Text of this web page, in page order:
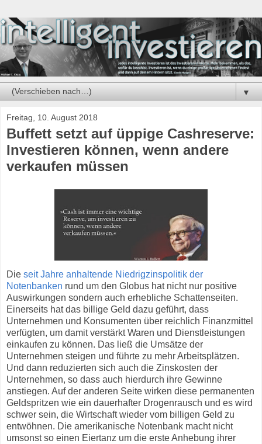
▼
Freitag, 10. August 2018
Buffett setzt auf üppige Cashreserve:
Investieren können, wenn andere
verkaufen müssen
Die seit Jahre anhaltende Niedrigzinspolitik der
Notenbanken rund um den Globus hat nicht nur positive
Auswirkungen sondern auch erhebliche Schattenseiten.
Einerseits hat das billige Geld dazu geführt, dass
Unternehmen und Konsumenten über reichlich Finanzmittel
verfügten, um damit verstärkt Waren und Dienstleistungen
einkaufen zu können. Das ließ die Umsätze der
Unternehmen steigen und führte zu mehr Arbeitsplätzen.
Und dann reduzierten sich auch die Zinskosten der
Unternehmen, so dass auch hierdurch ihre Gewinne
anstiegen. Auf der anderen Seite wirken diese permanenten
Geldspritzen wie ein dauerhafter Drogenrausch und es wird
schwer sein, die Wirtschaft wieder vom billigen Geld zu
entwöhnen. Die amerikanische Notenbank macht nicht
umsonst so einen Eiertanz um die erste Anhebung ihrer